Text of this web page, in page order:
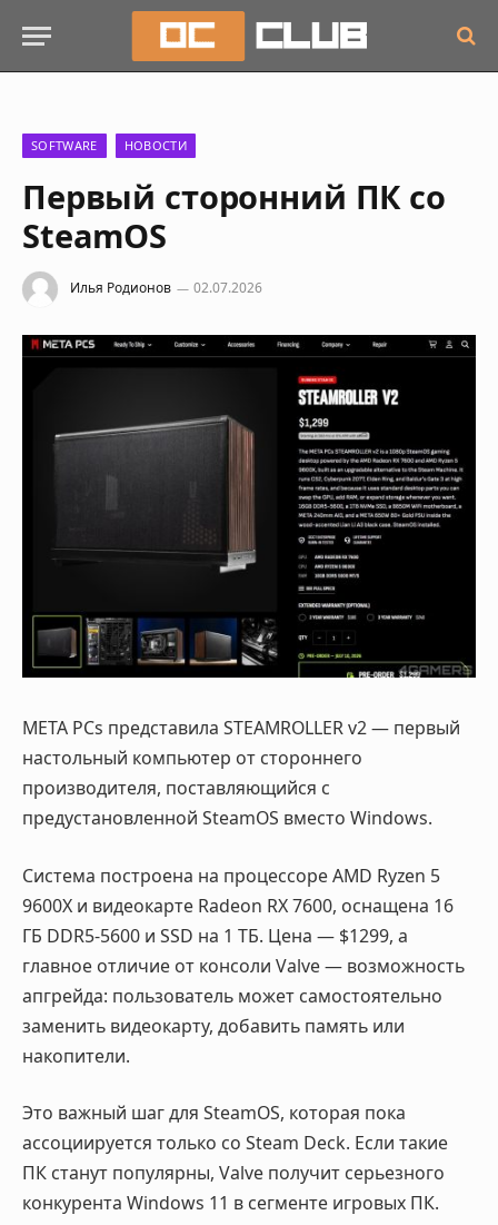
SOFTWARE НОВОСТИ
Первый сторонний ПК со
SteamOS
Илья Родионов 02.07.2026
META PCs представила STEAMROLLER v2— первый
настольный компьютер от стороннего
производителя, поставляющийся с
предустановленной SteamOS вместо Windows.
Система построена на процессоре AMD Ryzen 5
9600X и видеокарте Radeon RX 7600, оснащена 16
ГБ DDR5-5600 и SSD на 1 ТБ. Цена — $1299, а
главное отличие от консоли Valve — возможность
апгрейда: пользователь может самостоятельно
заменить видеокарту, добавить память или
накопители.
Это важный шаг для SteamOS, которая пока
ассоциируется только со Steam Deck. Если такие
ПК станут популярны, Valve получит серьезного
конкурента Windows 11 в сегменте игровых ПК.